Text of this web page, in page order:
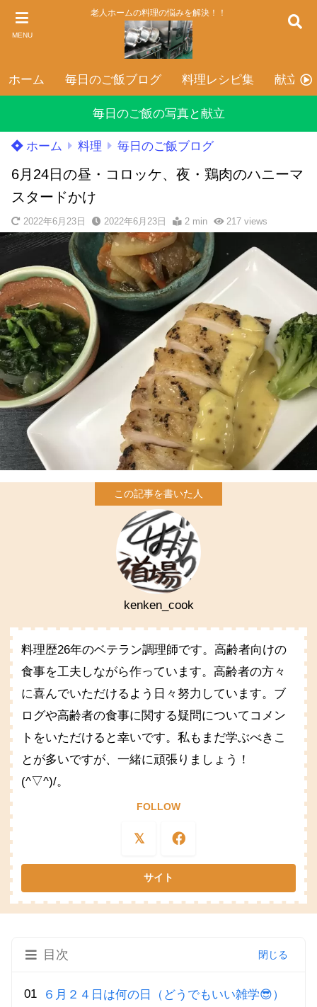
MENU
老人ホームの料理の悩みを解決！！
ホーム 毎日のご飯ブログ 料理レシピ集 献立表
毎日のご飯の写真と献立
ホーム 料理 毎日のご飯ブログ
6月24日の昼・コロッケ、夜・鶏肉のハニーマ
スタードかけ
2022年6月23日 2022年6月23日 2 min 217views
kenken_cook
料理歴26年のベテラン調理師です。高齢者向けの
食事を工夫しながら作っています。高齢者の方々
に喜んでいただけるよう日々努力しています。ブ
ログや高齢者の食事に関する疑問についてコメン
トをいただけると幸いです。私もまだ学ぶべきこ
とが多いですが、一緒に頑張りましょう！
(^▽^)/。
FOLLOW
目次
６月２４日は何の日（どうでもいい雑学😎）